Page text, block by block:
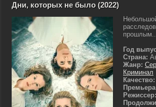
Дни, которых не было (2022)
Год
Страна:
Жанр:
Криминал
Качество:
Режиссер: